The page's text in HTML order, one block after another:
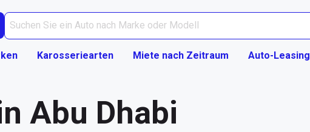
Karosseriearten Miete nach Zeitraum Auto-Leasing
Abu Dhabi